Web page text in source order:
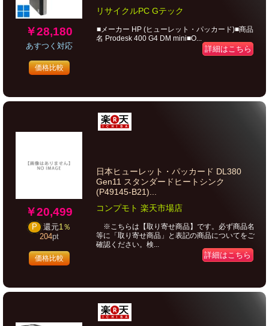
￥28,180
あすつく対応
価格比較
リサイクルPC Gテック
■メーカー HP (ヒューレット・パッカード)■商品
名 Prodesk 400 G4 DM mini■O...
詳細はこちら
￥20,499
P 還元1％
204pt
価格比較
日本ヒューレット・パッカード DL380
Gen11 スタンダードヒートシンク
(P49145-B21)...
コンプモト 楽天市場店
※こちらは【取り寄せ商品】です。必ず商品名
等に「取り寄せ商品」と表記の商品についてをご
確認ください。検...
詳細はこちら